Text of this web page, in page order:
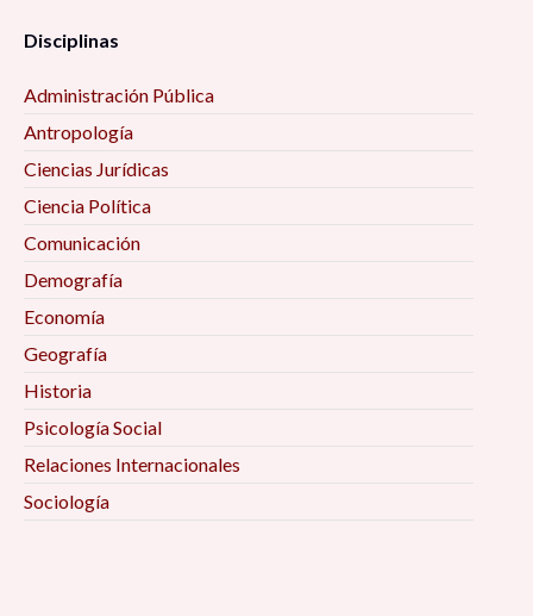
Disciplinas
Administración Pública
Antropología
Ciencias Jurídicas
Ciencia Política
Comunicación
Demografía
Economía
Geografía
Historia
Psicología Social
Relaciones Internacionales
Sociología